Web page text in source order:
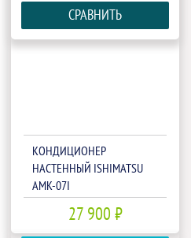
СРАВНИТЬ
КОНДИЦИОНЕР
НАСТЕННЫЙ ISHIMATSU
AMK-07I
27 900 ₽